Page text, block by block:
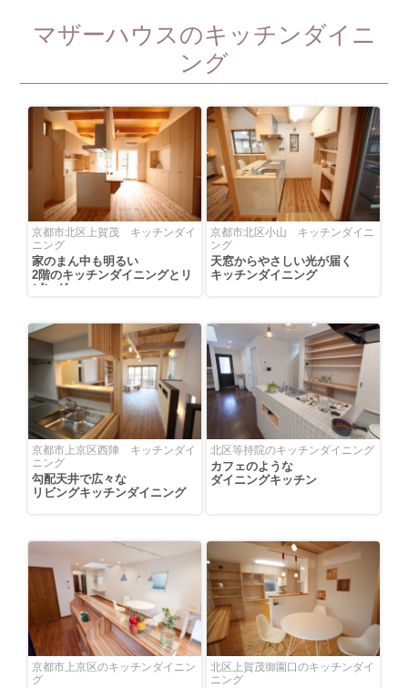
マザーハウスのキッチンダイニ
ング
京都市北区上賀茂 キッチンダイ
ニング
家のまん中も明るい
2階のキッチンダイニングとリ
ビング
京都市北区小山 キッチンダイニ
ング
天窓からやさしい光が届く
キッチンダイニング
京都市上京区西陣 キッチンダイ
ニング
勾配天井で広々な
リビングキッチンダイニング
北区等持院のキッチンダイニング
カフェのような
ダイニングキッチン
京都市上京区のキッチンダイニン
グ
北区上賀茂御園口のキッチンダイ
ニング